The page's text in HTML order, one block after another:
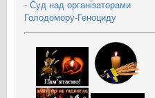
- Суд над організаторами
Голодомору-Геноциду